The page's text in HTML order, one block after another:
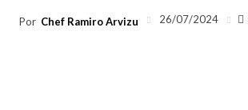
Por Chef Ramiro Arvizu 26/07/2024